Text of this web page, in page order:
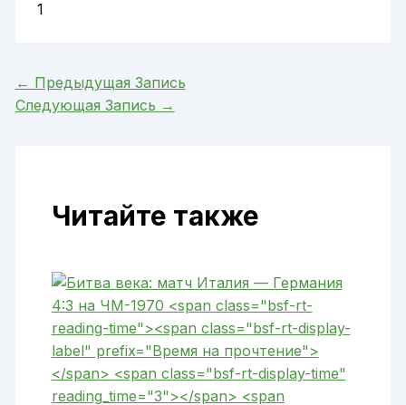
1
← Предыдущая Запись
Следующая Запись →
Читайте также